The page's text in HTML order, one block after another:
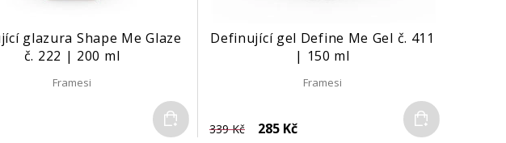
glazura Shape Me Glaze
č. 222 | 200 ml
Framesi
Do košíku
Definující gel Define Me Gel č. 411
| 150 ml
Framesi
339 Kč 285 Kč
Do košíku